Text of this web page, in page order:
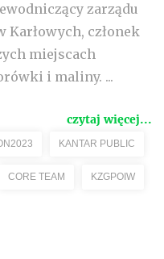
zarządu
Karłowych, członek
miejscach
i maliny. ...
czytaj więcej...
KANTAR PUBLIC
CORE TEAM KZGPOIW